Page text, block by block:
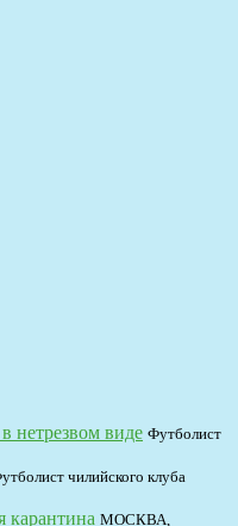
нетрезвом виде Футболист
чилийского клуба
карантина МОСКВА,